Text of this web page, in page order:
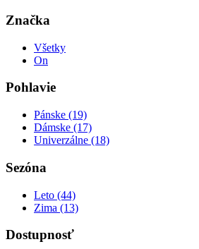
Značka
Všetky
On
Pohlavie
Pánske (19)
Dámske (17)
Univerzálne (18)
Sezóna
Leto (44)
Zima (13)
Dostupnosť